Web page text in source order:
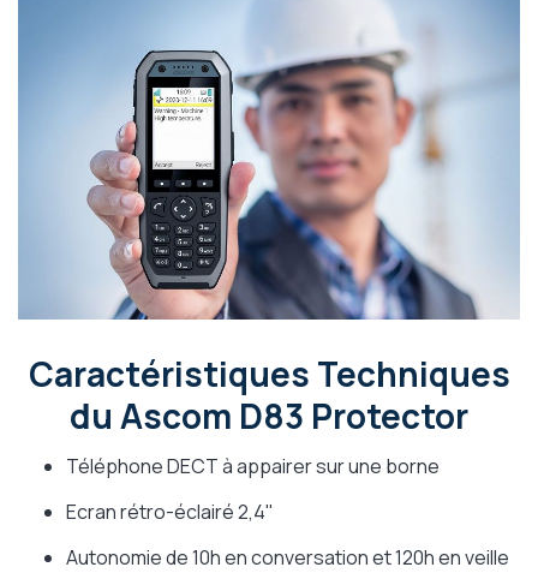
Caractéristiques Techniques
du Ascom D83 Protector
Téléphone DECT à appairer sur une borne
Ecran rétro-éclairé 2,4"
Autonomie de 10h en conversation et 120h en veille